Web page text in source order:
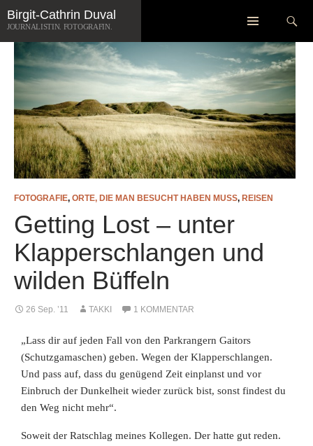
Zum
Inhalt
springen
Suchen
FOTOGRAFIE, ORTE, DIE MAN BESUCHT HABEN MUSS, REISEN
Getting Lost – unter
Klapperschlangen und
wilden Büffeln
26 Sep. ’11 TAKKI 1 KOMMENTAR
„Lass dir auf jeden Fall von den Parkrangern Gaitors
(Schutzgamaschen) geben. Wegen der Klapperschlangen.
Und pass auf, dass du genügend Zeit einplanst und vor
Einbruch der Dunkelheit wieder zurück bist, sonst findest du
den Weg nicht mehr“.
Soweit der Ratschlag meines Kollegen. Der hatte gut reden.
Birgit-Cathrin Duval
JOURNALISTIN. FOTOGRAFIN.